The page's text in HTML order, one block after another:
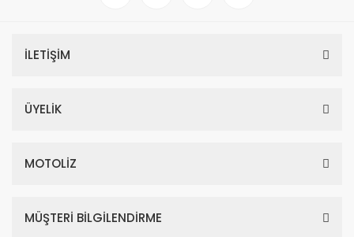
İLETİŞİM
ÜYELİK
MOTOLİZ
MÜŞTERİ BİLGİLENDİRME